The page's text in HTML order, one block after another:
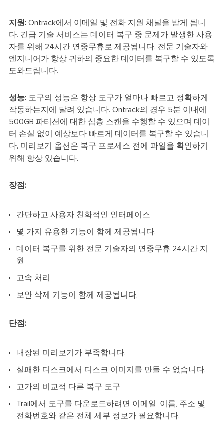
지원:Ontrack에서 이메일 및 전화 지원 채널을 받게 됩니
다. 긴급 기술 서비스는 데이터 복구 중 문제가 발생한 사용
자를 위해 24시간 연중무휴로 제공됩니다. 전문 기술자와
엔지니어가 항상 귀하의 중요한 데이터를 복구할 수 있도록
도와드립니다.
성능:도구의 성능은 항상 도구가 얼마나 빠르고 정확하게
작동하는지에 달려 있습니다. Ontrack의 경우 5분 이내에
500GB 파티션에 대한 심층 스캔을 수행할 수 있으며 데이
터 손실 없이 예상보다 빠르게 데이터를 복구할 수 있습니
다. 미리보기 옵션은 복구 프로세스 전에 파일을 확인하기
위해 항상 있습니다.
장점:
간단하고 사용자 친화적인 인터페이스
몇 가지 유용한 기능이 함께 제공됩니다.
데이터 복구를 위한 전문 기술자의 연중무휴 24시간 지
원
고속 처리
보안 삭제 기능이 함께 제공됩니다.
단점:
내장된 미리보기가 부족합니다.
실패한 디스크에서 디스크 이미지를 만들 수 없습니다.
고가의 비교적 다른 복구 도구
Trail에서 도구를 다운로드하려면 이메일, 이름, 주소 및
전화번호와 같은 전체 세부 정보가 필요합니다.